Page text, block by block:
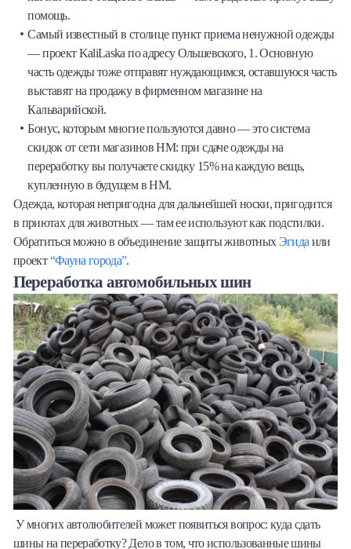
помощь.
Самый известный в столице пункт приема ненужной одежды
— проект KaliLaska по адресу Ольшевского, 1. Основную
часть одежды тоже отправят нуждающимся, оставшуюся часть
выставят на продажу в фирменном магазине на
Кальварийской.
Бонус, которым многие пользуются давно — это система
скидок от сети магазинов HM: при сдаче одежды на
переработку вы получаете скидку 15% на каждую вещь,
купленную в будущем в HM.
Одежда, которая непригодна для дальнейшей носки, пригодится
в приютах для животных — там ее используют как подстилки.
Обратиться можно в объединение защиты животных Эгида или
проект“Фауна города”.
Переработка автомобильных шин
У многих автолюбителей может появиться вопрос: куда сдать
шины на переработку? Дело в том, что использованные шины